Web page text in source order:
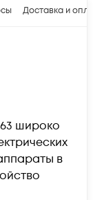
Доставка и
широко
в